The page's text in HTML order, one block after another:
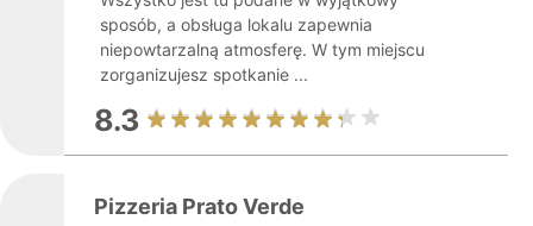
sposób, a obsługa lokalu zapewnia
niepowtarzalną atmosferę. W tym miejscu
zorganizujesz spotkanie ...
8.3
Pizzeria Prato Verde